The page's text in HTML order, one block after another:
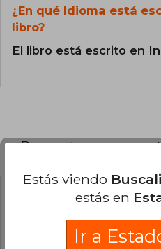
¿En qué Idioma está
libro?
El libro está escrito en
Preguntas y
para poder
Estás viendo
estás en
Ir a